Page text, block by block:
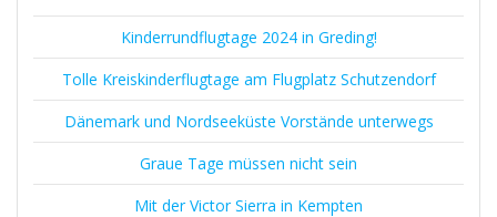
Kinderrundflugtage 2024 in Greding!
Tolle Kreiskinderflugtage am Flugplatz Schutzendorf
Dänemark und Nordseeküste Vorstände unterwegs
Graue Tage müssen nicht sein
Mit der Victor Sierra in Kempten